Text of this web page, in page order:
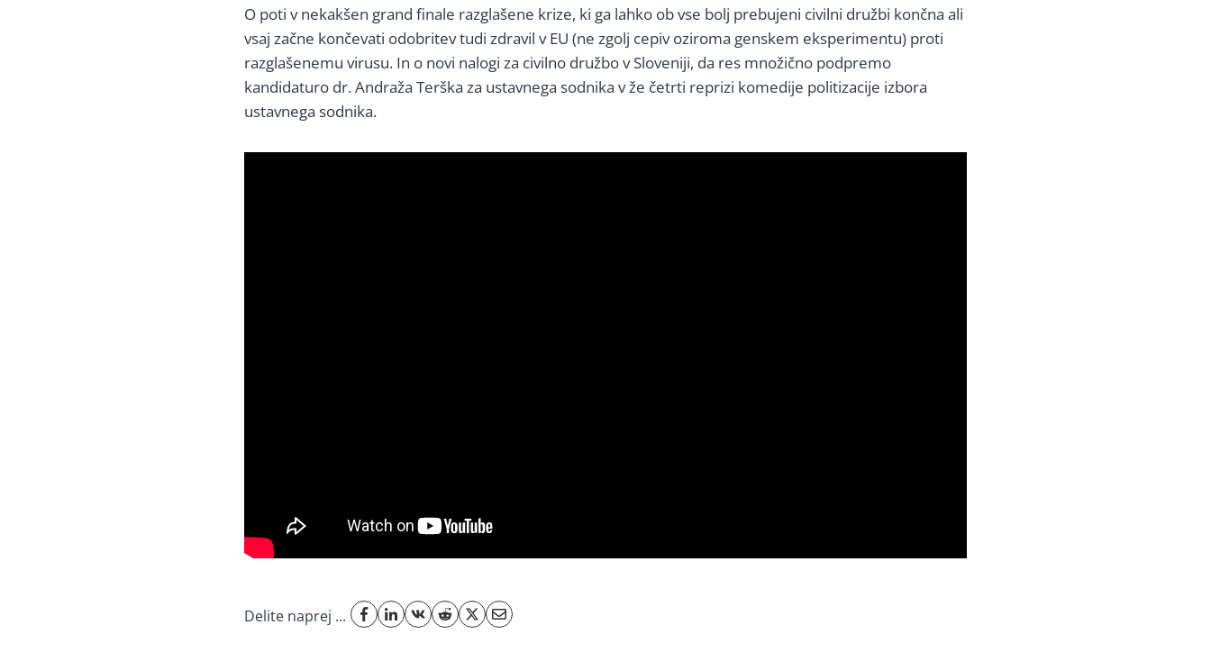
O poti v nekakšen grand finale razglašene krize, ki ga lahko ob vse bolj prebujeni civilni družbi končna ali
vsaj začne končevati odobritev tudi zdravil v EU (ne zgolj cepiv oziroma genskem eksperimentu) proti
razglašenemu virusu. In o novi nalogi za civilno družbo v Sloveniji, da res množično podpremo
kandidaturo dr. Andraža Terška za ustavnega sodnika v že četrti reprizi komedije politizacije izbora
ustavnega sodnika.
Delite naprej ...